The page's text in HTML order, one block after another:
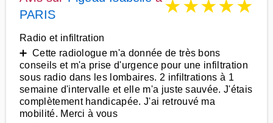
PARIS
★★★★★
Radio et infiltration
➕ Cette radiologue m'a donnée de très bons
conseils et m'a prise d'urgence pour une infiltration
sous radio dans les lombaires. 2 infiltrations à 1
semaine d'intervalle et elle m'a juste sauvée. J'étais
complètement handicapée. J'ai retrouvé ma
mobilité. Merci à vous